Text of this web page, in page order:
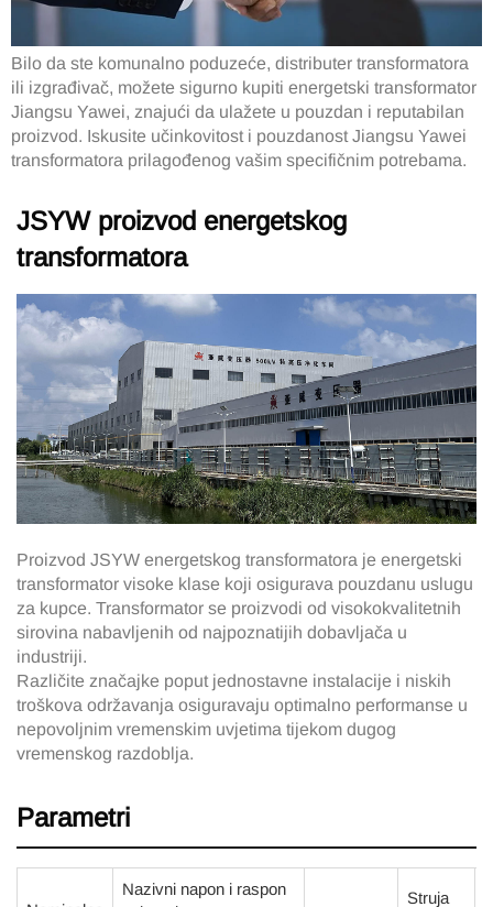
Bilo da ste komunalno poduzeće, distributer transformatora
ili izgrađivač, možete sigurno kupiti energetski transformator
Jiangsu Yawei, znajući da ulažete u pouzdan i reputabilan
proizvod. Iskusite učinkovitost i pouzdanost Jiangsu Yawei
transformatora prilagođenog vašim specifičnim potrebama.
JSYW proizvod energetskog
transformatora
Proizvod JSYW energetskog transformatora je energetski
transformator visoke klase koji osigurava pouzdanu uslugu
za kupce. Transformator se proizvodi od visokokvalitetnih
sirovina nabavljenih od najpoznatijih dobavljača u
industriji.
Različite značajke poput jednostavne instalacije i niskih
troškova održavanja osiguravaju optimalno performanse u
nepovoljnim vremenskim uvjetima tijekom dugog
vremenskog razdoblja.
Parametri
Nazivni napon i raspon
Struja